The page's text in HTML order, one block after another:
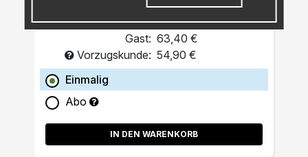
Gast: 63,40 €
Vorzugskunde: 54,90 €
Einmalig
Abo
IN DEN WARENKORB